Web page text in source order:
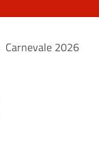
Carnevale 2026